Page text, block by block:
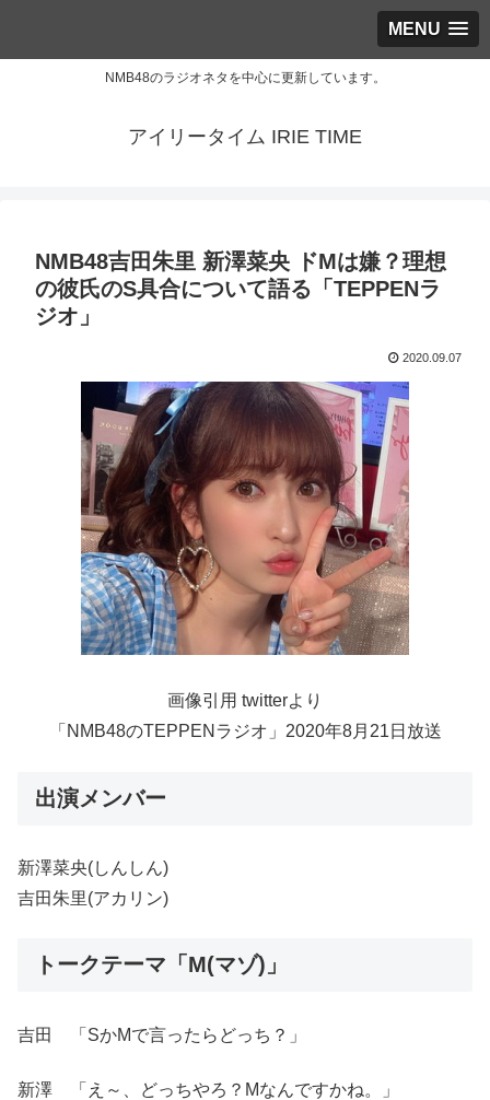
MENU
NMB48のラジオネタを中心に更新しています。
アイリータイム IRIE TIME
NMB48吉田朱里 新澤菜央 ドMは嫌？理想
の彼氏のS具合について語る「TEPPENラ
ジオ」
2020.09.07
画像引用 twitterより
「NMB48のTEPPENラジオ」2020年8月21日放送
出演メンバー
新澤菜央(しんしん)
吉田朱里(アカリン)
トークテーマ「M(マゾ)」
吉田 「SかMで言ったらどっち？」
新澤 「え～、どっちやろ？Mなんですかね。」